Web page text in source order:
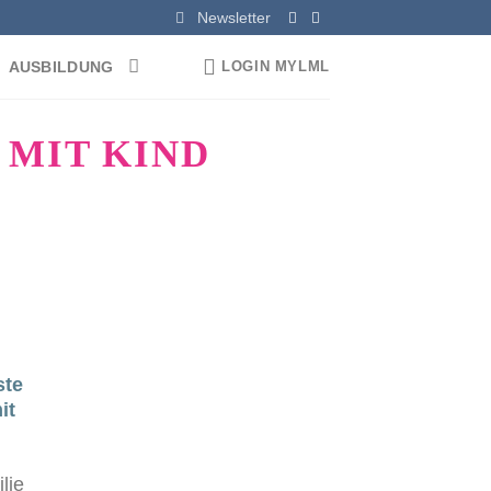
Newsletter
AUSBILDUNG LOGIN MYLML
MIT KIND